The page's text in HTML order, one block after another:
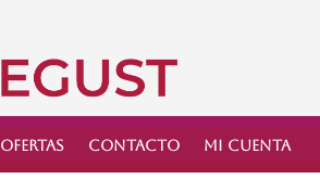
Ofertas Contacto Mi cuenta